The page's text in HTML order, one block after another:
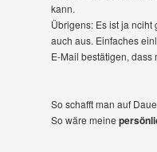
kann.
Übrigens: Es ist ja
auch aus. Einfaches
E-Mail bestätigen, dass
So schafft man auf
So wäre meine